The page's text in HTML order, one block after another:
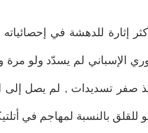
إثارة للدهشة في
الإسباني لم يسدّد ولو مرة
صفر تسديدات , لم يصل إلى
للقلق بالنسبة لمهاجم في